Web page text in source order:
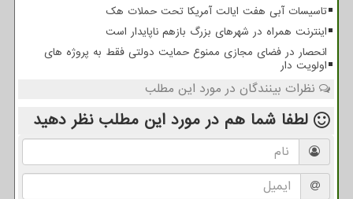
تاسیسات آبی هفت ایالت آمریکا تحت حملات هک
اینترنت همراه در شهرهای بزرگ بازهم ناپایدار است
انحصار در فضای مجازی ممنوع حمایت دولتی فقط به پروژه های
اولویت دار
نظرات بینندگان در مورد این مطلب
لطفا شما هم در مورد این مطلب نظر دهید